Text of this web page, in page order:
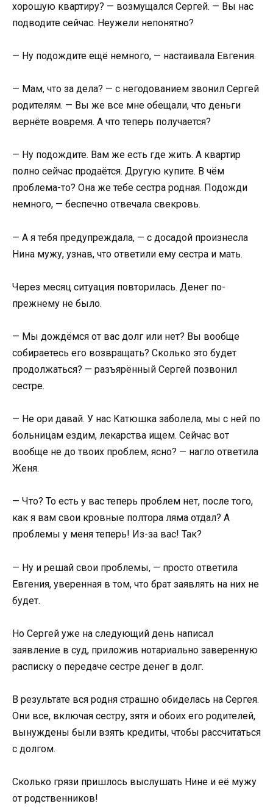
хорошую квартиру? — возмущался Сергей. — Вы нас
подводите сейчас. Неужели непонятно?
— Ну подождите ещё немного, — настаивала Евгения.
— Мам, что за дела? — с негодованием звонил Сергей
родителям. — Вы же все мне обещали, что деньги
вернёте вовремя. А что теперь получается?
— Ну подождите. Вам же есть где жить. А квартир
полно сейчас продаётся. Другую купите. В чём
проблема-то? Она же тебе сестра родная. Подожди
немного, — беспечно отвечала свекровь.
— А я тебя предупреждала, — с досадой произнесла
Нина мужу, узнав, что ответили ему сестра и мать.
Через месяц ситуация повторилась. Денег по-
прежнему не было.
— Мы дождёмся от вас долг или нет? Вы вообще
собираетесь его возвращать? Сколько это будет
продолжаться? — разъярённый Сергей позвонил
сестре.
— Не ори давай. У нас Катюшка заболела, мы с ней по
больницам ездим, лекарства ищем. Сейчас вот
вообще не до твоих проблем, ясно? — нагло ответила
Женя.
— Что? То есть у вас теперь проблем нет, после того,
как я вам свои кровные полтора ляма отдал? А
проблемы у меня теперь! Из-за вас! Так?
— Ну и решай свои проблемы, — просто ответила
Евгения, уверенная в том, что брат заявлять на них не
будет.
Но Сергей уже на следующий день написал
заявление в суд, приложив нотариально заверенную
расписку о передаче сестре денег в долг.
В результате вся родня страшно обиделась на Сергея.
Они все, включая сестру, зятя и обоих его родителей,
вынуждены были взять кредиты, чтобы рассчитаться
с долгом.
Сколько грязи пришлось выслушать Нине и её мужу
от родственников!